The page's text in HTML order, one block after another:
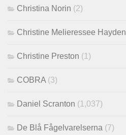
Christina Norin (2)
Christine Melieressee Hayden
Christine Preston (1)
COBRA (3)
Daniel Scranton (1,037)
De Blå Fågelvarelserna (7)